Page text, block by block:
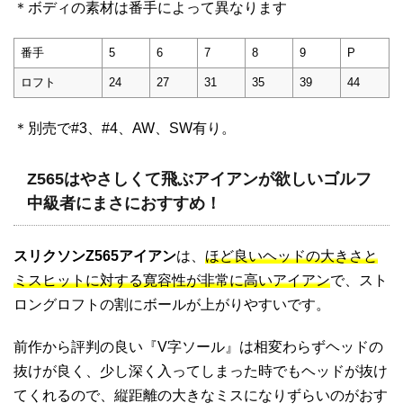
＊ボディの素材は番手によって異なります
番手 5 6 7 8 9 P
ロフト 24 27 31 35 39 44
＊別売で#3、#4、AW、SW有り。
Z565はやさしくて飛ぶアイアンが欲しいゴルフ
中級者にまさにおすすめ！
スリクソンZ565アイアンは、 ほど良いヘッドの大きさと
ミスヒットに対する寛容性が非常に高いアイアンで、スト
ロングロフトの割にボールが上がりやすいです。
前作から評判の良い『V字ソール』は相変わらずヘッドの
抜けが良く、少し深く入ってしまった時でもヘッドが抜け
てくれるので、縦距離の大きなミスになりずらいのがおす